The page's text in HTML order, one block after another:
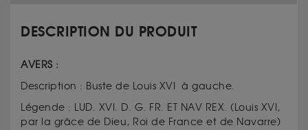
DESCRIPTION DU PRODUIT
AVERS :
Description : Buste de Louis XVI à gauche.
Légende : LUD. XVI. D. G. FR. ET NAV REX. (Louis XVI,
par la grâce de Dieu, Roi de France et de Navarre)